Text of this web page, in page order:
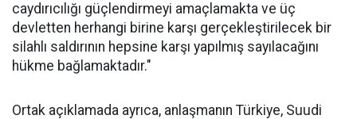
caydırıcılığı güçlendirmeyi amaçlamakta ve üç
devletten herhangi birine karşı gerçekleştirilecek bir
silahlı saldırının hepsine karşı yapılmış sayılacağını
hükme bağlamaktadır."
Ortak açıklamada ayrıca, anlaşmanın Türkiye, Suudi